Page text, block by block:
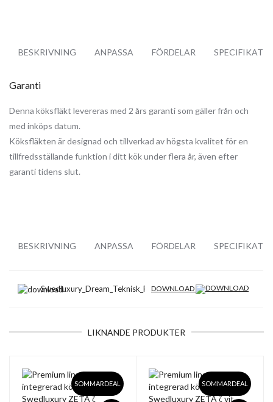
BESKRIVNING ANPASSA FÖRDELAR
Garanti
Denna köksfläkt levereras med 2 års garanti som gäller från och
med inköps datum.
Köksfläkten är designad och tillverkad av högsta kvalitet för en
tillfredsställande funktion i ditt kök under flera år, även efter
garanti tidens slut.
BESKRIVNING ANPASSA FÖRDELAR
Swedluxury_Dream_Teknisk_Ritning.pdf
DOWNLOAD
LIKNANDE PRODUKTER
SOMMARDEAL SOMMARDEAL